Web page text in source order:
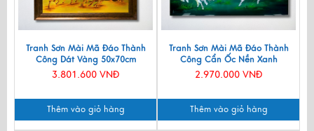
Tranh Sơn Mài Mã Đáo Thành
Công Dát Vàng 50x70cm
TSMDH468-3.2
3.801.600 VNĐ
Thêm vào giỏ hàng
Tranh Sơn Mài Mã Đáo Thành
Công Cẩn Ốc Nền Xanh
60x120cm TSM60120-MĐX
2.970.000 VNĐ
Thêm vào giỏ hàng